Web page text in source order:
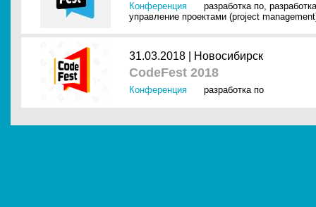
Конференция разработка по,
управление проектами (project
31.03.2018 | Новосибирск
CodeFest 2018
Конференция разработка по